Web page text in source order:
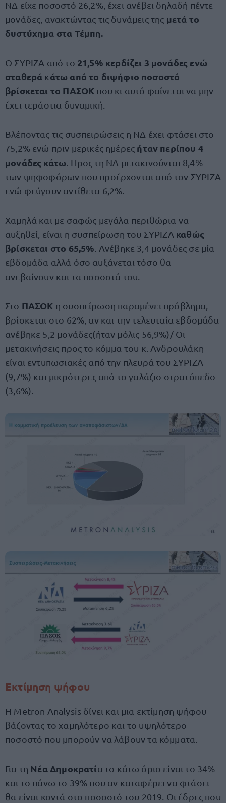
ΝΔ είχε ποσοστό 26,2%, έχει ανέβει δηλαδή πέντε
μονάδες, ανακτώντας τις δυνάμεις της μετά το
δυστύχημα στα Τέμπη.
Ο ΣΥΡΙΖΑ από το 21,5% κερδίζει 3 μονάδες ενώ
σταθερά κάτω από το διψήφιο ποσοστό
βρίσκεται το ΠΑΣΟΚ που κι αυτό φαίνεται να μην
έχει τεράστια δυναμική.
Βλέποντας τις συσπειρώσεις η ΝΔ έχει φτάσει στο
75,2% ενώ πριν μερικές ημέρες ήταν περίπου 4
μονάδες κάτω . Προς τη ΝΔ μετακινούνται 8,4%
των ψηφοφόρων που προέρχονται από τον ΣΥΡΙΖΑ
ενώ φεύγουν αντίθετα 6,2%.
Χαμηλά και με σαφώς μεγάλα περιθώρια να
αυξηθεί, είναι η συσπείρωση του ΣΥΡΙΖΑ καθώς
βρίσκεται στο 65,5% . Ανέβηκε 3,4 μονάδες σε μία
εβδομάδα αλλά όσο αυξάνεται τόσο θα
ανεβαίνουν και τα ποσοστά του.
Στο ΠΑΣΟΚ η συσπείρωση παραμένει πρόβλημα,
βρίσκεται στο 62%, αν και την τελευταία εβδομάδα
ανέβηκε 5,2 μονάδες(ήταν μόλις 56,9%)/ Οι
μετακινήσεις προς το κόμμα του κ. Ανδρουλάκη
είναι εντυπωσιακές από την πλευρά του ΣΥΡΙΖΑ
(9,7%) και μικρότερες από το γαλάζιο στρατόπεδο
(3,6%).
Εκτίμηση ψήφου
Η Metron Analysis δίνει και μια εκτίμηση ψήφου
βάζοντας το χαμηλότερο και το υψηλότερο
ποσοστό που μπορούν να λάβουν τα κόμματα.
Για τη Νέα Δημοκρατία το κάτω όριο είναι το 34%
και το πάνω το 39% που αν καταφέρει να φτάσει
θα είναι κοντά στο ποσοστό του 2019. Οι έδρες που